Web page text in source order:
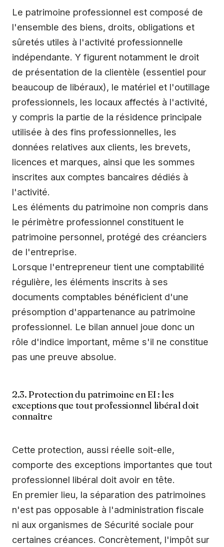
Le patrimoine professionnel est composé de
l'ensemble des biens, droits, obligations et
sûretés utiles à l'activité professionnelle
indépendante. Y figurent notamment le droit
de présentation de la clientèle (essentiel pour
beaucoup de libéraux), le matériel et l'outillage
professionnels, les locaux affectés à l'activité,
y compris la partie de la résidence principale
utilisée à des fins professionnelles, les
données relatives aux clients, les brevets,
licences et marques, ainsi que les sommes
inscrites aux comptes bancaires dédiés à
l'activité.
Les éléments du patrimoine non compris dans
le périmètre professionnel constituent le
patrimoine personnel, protégé des créanciers
de l'entreprise.
Lorsque l'entrepreneur tient une comptabilité
régulière, les éléments inscrits à ses
documents comptables bénéficient d'une
présomption d'appartenance au patrimoine
professionnel. Le bilan annuel joue donc un
rôle d'indice important, même s'il ne constitue
pas une preuve absolue.
2.3. Protection du patrimoine en EI : les
exceptions que tout professionnel libéral doit
connaître
Cette protection, aussi réelle soit-elle,
comporte des exceptions importantes que tout
professionnel libéral doit avoir en tête.
En premier lieu, la séparation des patrimoines
n'est pas opposable à l'administration fiscale
ni aux organismes de Sécurité sociale pour
certaines créances. Concrètement, l'impôt sur